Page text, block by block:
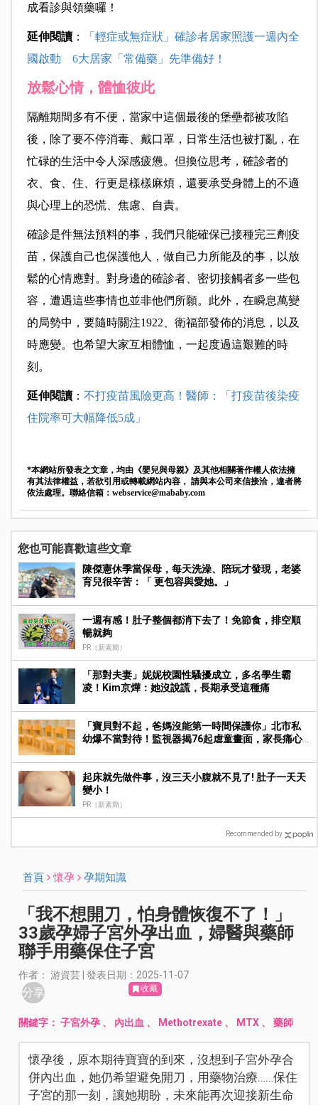
成看診與領藥囉！
延伸閱讀：
「輕症或無症狀」確診者居家照護一週內全
國啟動 6大居家「常備藥」先準備好！
放鬆心情，體恤彼此
隔離期間多有不便，當家中這個最後的堡壘都被攻陷
後，除了要不停消毒、戴口罩，日常生活也被打亂，在
忙碌的生活中令人深感疲憊。但換位思考，確診者的
衣、食、住、行更是樣樣麻煩，還要承受身體上的不適
與心理上的恐慌、焦慮、自責。
確診是件無法預料的事，我們只能確保已接種完三劑疫
苗，保護自己也保護他人，做自己力所能及的事，以放
鬆的心情應對。對身邊的確診者、密切接觸者多一些包
容，遭遇這些事情也並非他們所願。此外，在瞬息萬變
的局勢中，要隨時關注1922、衛福部發佈的消息，以及
時應變。也希望大家互相體恤，一起度過這艱難的時
刻。
延伸閱讀： 不打疫苗風險更高！醫師：「打疫苗後染疫
住院率可大幅降低5成」
*本網站所發表之文章，均由《嬰兒與母親》及其他相關著作權人依法擁
有其法律權益，若欲引用或轉載網站內容， 請與本公司來信接洽，違者將
依法處理。聯絡信箱： webservice@mababy.com
您也可能喜歡這些文章
陳傑憲休季當保母，每天洗澡、陪玩才發現，老婆
育兒很辛苦：「 更包容與愛她。」
一週有感！肚子整個都消下去了！免節食，排空順
暢就夠
PR（新素簡）
「那對夫妻」妮妮校園性騷擾成立，多名學生霸
凌！Kim京燁：她沒說謊，長期承受這種痛
「寶貝對不起，爸媽沒能第一時間保護你」北市私
幼爆不當對待！監視器揭76起虐童畫面，家長痛心
起床就先做件事，沒三天小腹就不見了! 肚子一天天
變小！
PR（新素簡）
Recommended by
首頁 懷孕 孕期知識
「我不想開刀，怕身體恢復不了！」
33歲孕婦子宮外孕出血，婦醫與藥師
聯手用藥保住子宮
作者： 游資芸 | 發表日期：2025-11-07
分享 收藏
關鍵字：子宮外孕 、 內出血 、 Methotrexate 、 MTX 、藥師
懷孕後，原本期待寶寶的到來，沒想到子宮外孕合
併內出血，她仍希望避免開刀，用藥物治療……保住
子宮的那一刻，讓她期盼，未來能再次迎接新生命